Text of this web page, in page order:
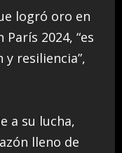
logró oro en
2024, “es
resiliencia”,
a su lucha,
lleno de